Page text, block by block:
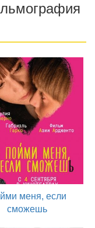
меня, если
сможешь